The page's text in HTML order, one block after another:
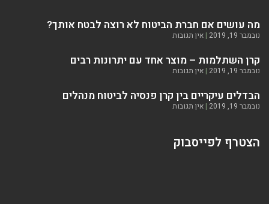
מה עושים אם חברת הביטוח לא רוצה לבטח אותך?
נובמבר 19, 2019 אין תגובות
קרן השתלמות – מוצר אחד עם יתרונות רבים
נובמבר 19, 2019 אין תגובות
הבדלים עיקריים בין קרן פנסיה לביטוח מנהלים
נובמבר 19, 2019 אין תגובות
הצטרף לפייסבוק